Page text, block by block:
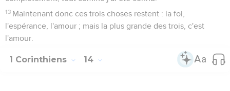
13 Maintenant donc ces trois choses restent : la foi,
l'espérance, l'amour ; mais la plus grande des trois, c'est
l'amour.
1 Corinthiens 14